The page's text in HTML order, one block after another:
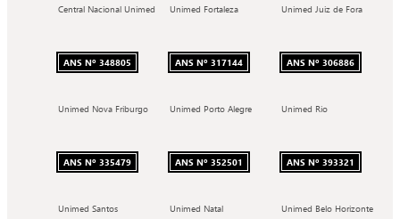
Central Nacional Unimed
ANS Nº 348805
Unimed Fortaleza
ANS Nº 317144
Unimed Juiz de Fora
ANS Nº 306886
Unimed Nova Friburgo
ANS Nº 335479
Unimed Porto Alegre
ANS Nº 352501
Unimed Rio
ANS Nº 393321
Unimed Santos Unimed Natal Unimed Belo Horizonte